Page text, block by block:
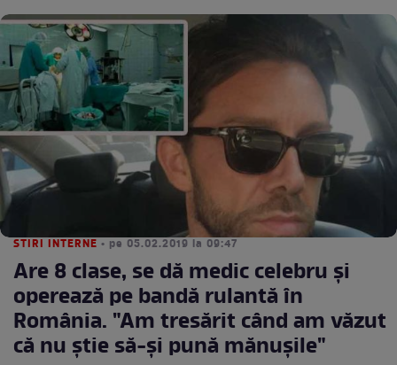
STIRI INTERNE • pe 05.02.2019 la 09:47
Are 8 clase, se dă medic celebru şi
operează pe bandă rulantă în
România. "Am tresărit când am văzut
că nu știe să-și pună mănușile"